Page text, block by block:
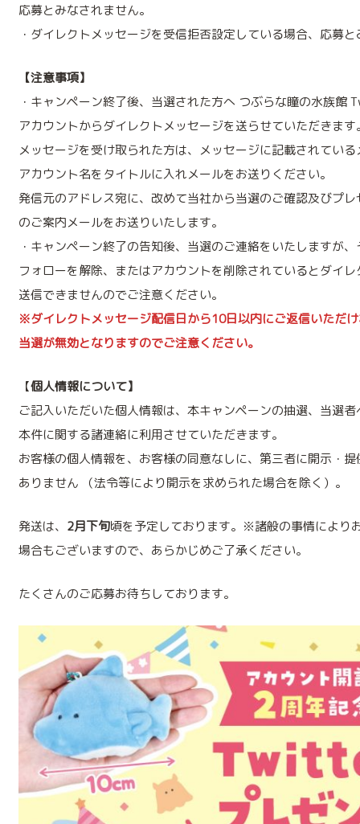
応募とみなされません。
・ダイレクトメッセージを受信拒否設定している場合、応募
【注意事項】
・キャンペーン終了後、当選された方へ つぶらな瞳の水族館
アカウントからダイレクトメッセージを送らせていただきます
メッセージを受け取られた方は、メッセージに記載されてい
アカウント名をタイトルに入れメールをお送りください。
発信元のアドレス宛に、改めて当社から当選のご確認及びプ
のご案内メールをお送りいたします。
・キャンペーン終了の告知後、当選のご連絡をいたしますが
フォローを解除、またはアカウントを削除されているとダイ
送信できませんのでご注意ください。
※ダイレクトメッセージ配信日から10日以内にご返信いただ
当選が無効となりますのでご注意ください。
【個人情報について】
ご記入いただいた個人情報は、本キャンペーンの抽選、当選
本件に関する諸連絡に利用させていただきます。
お客様の個人情報を、お客様の同意なしに、第三者に開示・
ありません （法令等により開示を求められた場合を除く）。
発送は、 2月下旬頃を予定しております。※諸般の事情により
場合もございますので、あらかじめご了承ください。
たくさんのご応募お待ちしております。